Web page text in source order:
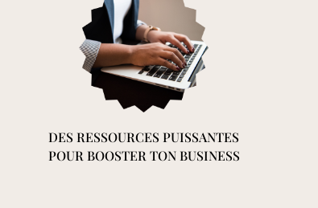
DES RESSOURCES PUISSANTES
POUR BOOSTER TON BUSINESS